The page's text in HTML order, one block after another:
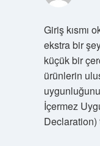
Giriş kısmı
ekstra bir
küçük bir
ürünlerin
İçermez
Declaration)